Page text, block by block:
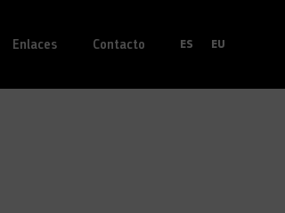
ES EU
Enlaces Contacto